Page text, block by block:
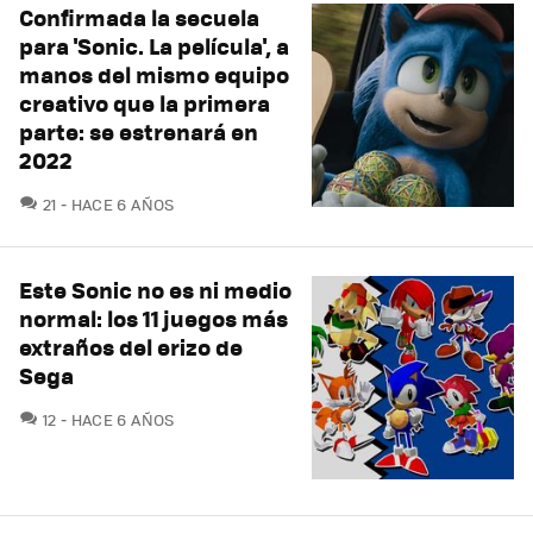
Confirmada la secuela
para 'Sonic. La película', a
manos del mismo equipo
creativo que la primera
parte: se estrenará en
2022
21 COMENTARIOS
HACE 6 AÑOS
Este Sonic no es ni medio
normal: los 11 juegos más
extraños del erizo de
Sega
12 COMENTARIOS
HACE 6 AÑOS